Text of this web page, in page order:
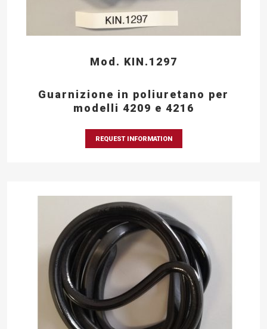
Mod. KIN.1297
Guarnizione in poliuretano per
modelli 4209 e 4216
REQUEST INFORMATION